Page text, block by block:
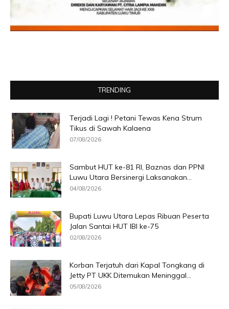
TRENDING
Terjadi Lagi ! Petani Tewas Kena Strum
Tikus di Sawah Kalaena
07/08/2026
Sambut HUT ke-81 RI, Baznas dan PPNI
Luwu Utara Bersinergi Laksanakan...
04/08/2026
Bupati Luwu Utara Lepas Ribuan Peserta
Jalan Santai HUT IBI ke-75
02/08/2026
Korban Terjatuh dari Kapal Tongkang di
Jetty PT UKK Ditemukan Meninggal...
05/08/2026